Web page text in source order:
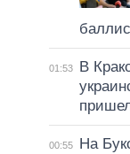
01:53
В
00:55
На